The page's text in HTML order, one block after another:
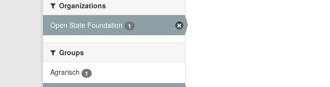
Organizations
Open State Foundation
1
Groups
Agrarisch
1